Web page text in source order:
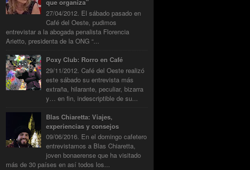
que organiza”
27/04/2012. El sábado pasado en
Café del Oeste, pudimos
entrevistar a la abogada penalista Florencia
Arietto, presidenta de la ONG “...
Poxy Club: Rorro en Café
29/11/2012. Café del Oeste realizó
este sábado su entrevista más
extraña, hilarante, peculiar, bizarra
y… en fin, indescriptible de su...
Blas Chiaretta: Viajes,
experiencias y consejos
09/06/2016. En el domingo cafetero
entrevistamos a Blas Chiaretta,
joven bonaerense que ha visitado
más de 30 países en así todos los...